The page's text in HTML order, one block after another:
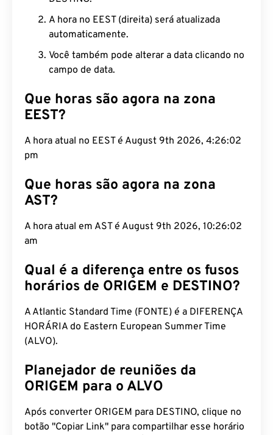
A hora no EEST (direita) será atualizada
automaticamente.
Você também pode alterar a data clicando no
campo de data.
Que horas são agora na zona
EEST?
A hora atual no EEST é August 9th 2026, 4:26:03
pm
Que horas são agora na zona
AST?
A hora atual em AST é August 9th 2026, 10:26:03
am
Qual é a diferença entre os fusos
horários de ORIGEM e DESTINO?
A Atlantic Standard Time (FONTE) é a DIFERENÇA
HORÁRIA do Eastern European Summer Time
(ALVO).
Planejador de reuniões da
ORIGEM para o ALVO
Após converter ORIGEM para DESTINO, clique no
botão "Copiar Link" para compartilhar esse horário